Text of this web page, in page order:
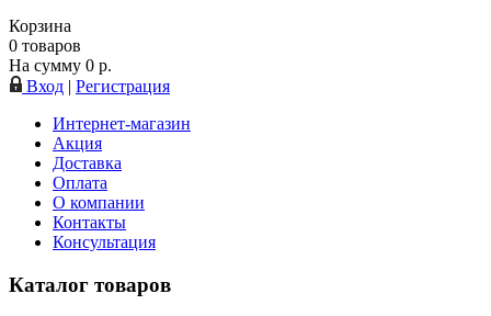
Корзина
0 товаров
На сумму 0 р.
Вход | Регистрация
Интернет-магазин
Акция
Доставка
Оплата
О компании
Контакты
Консультация
Каталог товаров